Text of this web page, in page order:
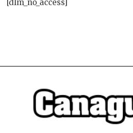
[dlm_no_access]